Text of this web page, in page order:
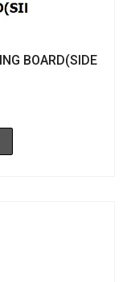
BOARD(SIDE